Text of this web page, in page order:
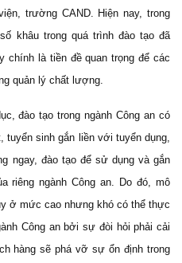
trường CAND. Hiện nay, trong
khâu trong quá trình đào tạo đã
chính là tiền đề quan trọng để các
quản lý chất lượng.
đào tạo trong ngành Công an có
tuyển sinh gắn liền với tuyển dụng,
ngay, đào tạo để sử dụng và gắn
riêng ngành Công an. Do đó, mô
ở mức cao nhưng khó có thể thực
Công an bởi sự đòi hỏi phải cải
hàng sẽ phá vỡ sự ổn định trong